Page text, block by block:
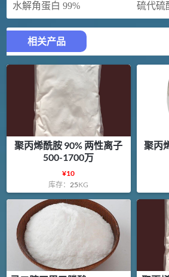
水解角蛋白 99%
硫代硫
相关产品
聚丙烯酰胺 90% 两性离子
500-1700万
¥10
库存：25KG
聚丙